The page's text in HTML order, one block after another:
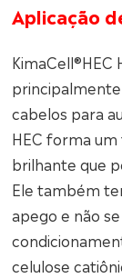
Aplicação
KimaCell®HEC
cabelos para
HEC forma
brilhante que
Ele também
apego e não
celulose